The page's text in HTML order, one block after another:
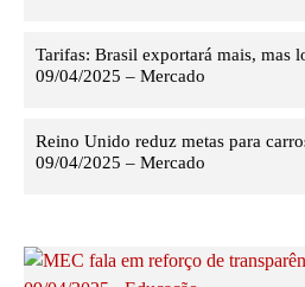
Tarifas: Brasil exportará mais, mas
09/04/2025 – Mercado
Reino Unido reduz metas para
09/04/2025 – Mercado